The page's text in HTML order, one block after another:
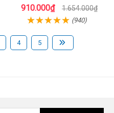
sướng
910.000₫ 1.654.000₫
(940)
4 5